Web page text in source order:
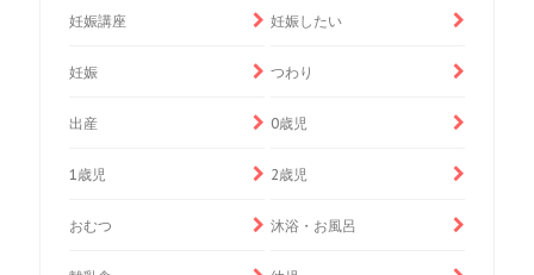
妊娠講座 妊娠したい
妊娠 つわり
出産 0歳児
1歳児 2歳児
おむつ 沐浴・お風呂